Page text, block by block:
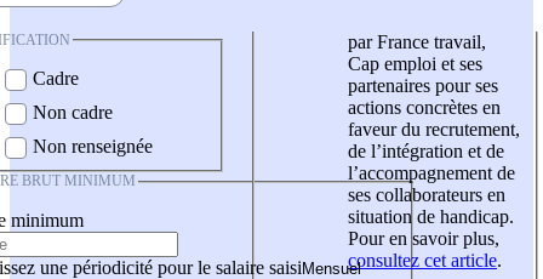
Cadre
Non cadre
Non renseignée
BRUT MINIMUM
minimum
une périodicité pour le salaire saisi
par France travail,
Cap emploi et ses
partenaires pour ses
actions concrètes en
faveur du recrutement,
de l’intégration et de
l’accompagnement de
ses collaborateurs en
situation de handicap.
Pour en savoir plus,
consultez cet article.